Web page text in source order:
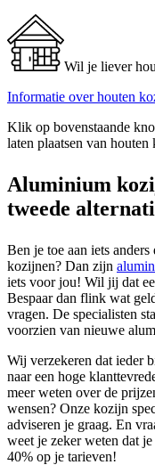
Wil je liever
Informatie over houten
Klik op bovenstaande
laten plaatsen van houten
Aluminium
tweede
Ben je toe aan iets
kozijnen? Dan zijn
iets voor jou! Wil jij dat
Bespaar dan flink wat
vragen. De specialisten
voorzien van nieuwe
Wij verzekeren dat ieder
naar een hoge
meer weten over de
wensen? Onze kozijn
adviseren je graag. En
weet je zeker weten dat
40% op je tarieven!